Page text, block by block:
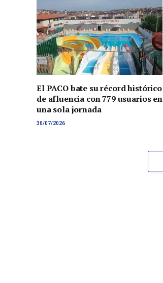
El PACO bate su récord histórico
de afluencia con 779 usuarios en
una sola jornada
30/07/2026